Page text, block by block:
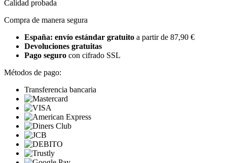
Calidad probada
Compra de manera segura
España: envío estándar gratuito a partir de 87,90 €
Devoluciones gratuitas
Pago seguro con cifrado SSL
Métodos de pago:
Transferencia bancaria